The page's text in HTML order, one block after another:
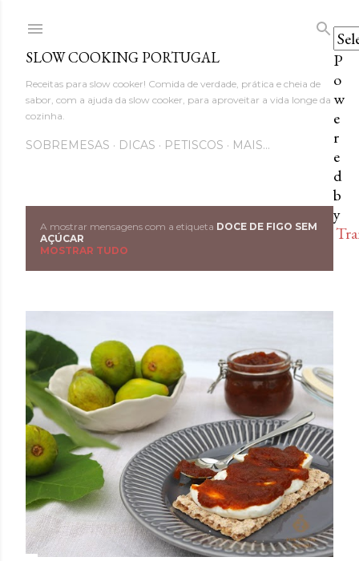
Avançar para o conteúdo
P
o
w
e
r
e
d
b
y
SLOW COOKING PORTUGAL
Receitas para slow cooker! Comida de verdade, prática e cheia de
sabor, com a ajuda da slow cooker, para aproveitar a vida longe da
cozinha.
SOBREMESAS DICAS PETISCOS MAIS…
M
e
n
s
a
g
e
n
s
A mostrar mensagens com a etiqueta DOCE DE FIGO SEM
AÇÚCAR
MOSTRAR TUDO